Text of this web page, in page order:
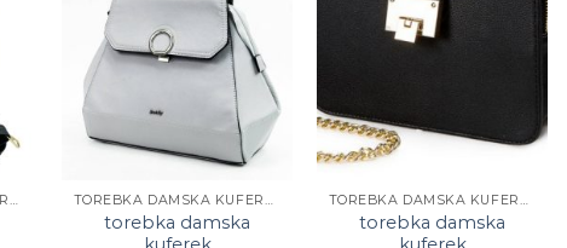
TOREBKA DAMSKA KUFEREK TOREBKA DAMSKA KUFEREK
torebka damska
TOREBKA DAMSKA KUFEREK
torebka damska